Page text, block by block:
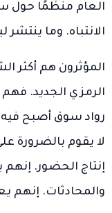
العام منظّمًا حول
الانتباه. وما
المؤثرون هم أكثر
الرمزي الجديد.
رواد سوق أصبح فيه
لا يقوم بالضرورة
إنتاج الحضور.
والمحادثات. إنهم